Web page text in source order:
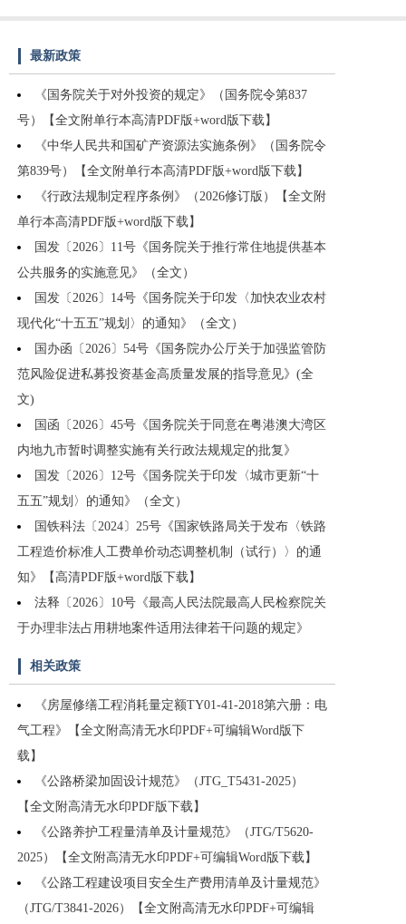
最新政策
《国务院关于对外投资的规定》（国务院令第837
号）【全文附单行本高清PDF版+word版下载】
《中华人民共和国矿产资源法实施条例》（国务院令
第839号）【全文附单行本高清PDF版+word版下载】
《行政法规制定程序条例》（2026修订版）【全文附
单行本高清PDF版+word版下载】
国发〔2026〕11号《国务院关于推行常住地提供基本
公共服务的实施意见》（全文）
国发〔2026〕14号《国务院关于印发〈加快农业农村
现代化“十五五”规划〉的通知》（全文）
国办函〔2026〕54号《国务院办公厅关于加强监管防
范风险促进私募投资基金高质量发展的指导意见》(全
文)
国函〔2026〕45号《国务院关于同意在粤港澳大湾区
内地九市暂时调整实施有关行政法规规定的批复》
国发〔2026〕12号《国务院关于印发〈城市更新“十
五五”规划〉的通知》（全文）
国铁科法〔2024〕25号《国家铁路局关于发布〈铁路
工程造价标准人工费单价动态调整机制（试行）〉的通
知》【高清PDF版+word版下载】
法释〔2026〕10号《最高人民法院最高人民检察院关
于办理非法占用耕地案件适用法律若干问题的规定》
相关政策
《房屋修缮工程消耗量定额TY01-41-2018第六册：电
气工程》【全文附高清无水印PDF+可编辑Word版下
载】
《公路桥梁加固设计规范》（JTG_T5431-2025）
【全文附高清无水印PDF版下载】
《公路养护工程量清单及计量规范》（JTG/T5620-
2025）【全文附高清无水印PDF+可编辑Word版下载】
《公路工程建设项目安全生产费用清单及计量规范》
（JTG/T3841-2026）【全文附高清无水印PDF+可编辑